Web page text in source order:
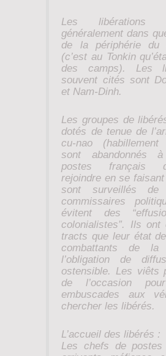
Les libérations
généralement dans
de la périphérie du
(c’est au Tonkin
des camps). Les
souvent cités sont
et Nam-Dinh.
Les groupes de
dotés de tenue de
cu-nao
sont abandonnés
postes français
rejoindre en se
sont surveillés
commissaires
évitent des
colonialistes”. Ils ont
tracts que leur état
combattants de la
l’obligation de
ostensible. Les viêts
de l’occasion
embuscades aux
chercher les libérés.
L’accueil des libérés :
Les chefs de postes